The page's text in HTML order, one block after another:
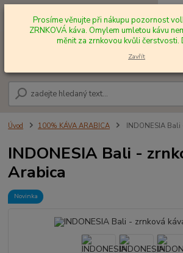
+420 602 577 209
Úvod 100% KÁVA ARABICA INDONESIA
INDONESIA Bali -
Arabica
Novinka
Prosíme věnujte při nákupu pozornost
ZRNKOVÁ káva. Omylem umletou kávu
měnit za zrnkovou kvůli čerstvosti.
Zavřít